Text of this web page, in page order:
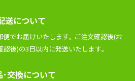
送について
でお届けいたします｡ ご注⽂確認後(お
後)の3⽇以内に発送いたします｡
･交換について